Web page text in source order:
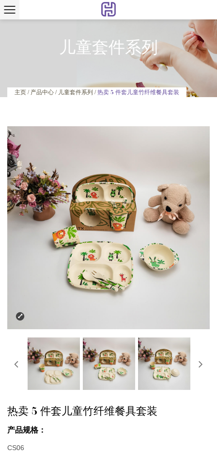
儿童套件系列
主页 / 产品中心 / 儿童套件系列 /热卖 5 件套儿童竹纤维餐具套装
热卖 5 件套儿童竹纤维餐具套装
产品规格：
CS06